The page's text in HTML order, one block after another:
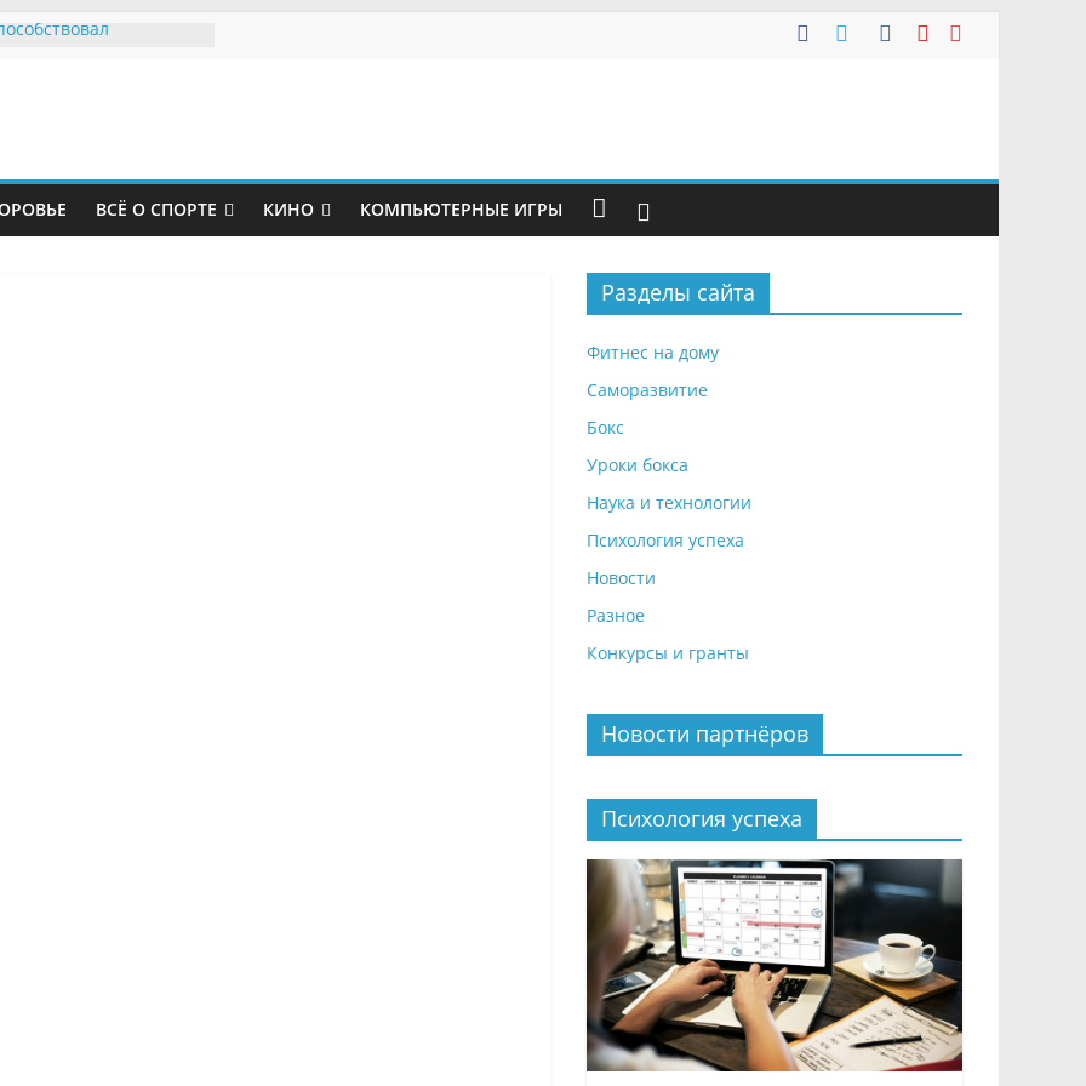
политики устроили
за судьбу
«Зенита»
ВСЁ О СПОРТЕ КИНО КОМПЬЮТЕРНЫЕ ИГРЫ
Разделы сайта
Фитнес на дому
Саморазвитие
Бокс
Уроки бокса
Наука и технологии
Психология успеха
Новости
Разное
Конкурсы и гранты
Новости партнёров
Психология успеха